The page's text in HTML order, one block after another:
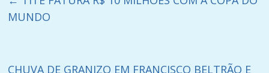
MUNDO
CHUVA DE GRANIZO EM FRANCISCO BELTRÃO E